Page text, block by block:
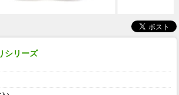
シリーズ